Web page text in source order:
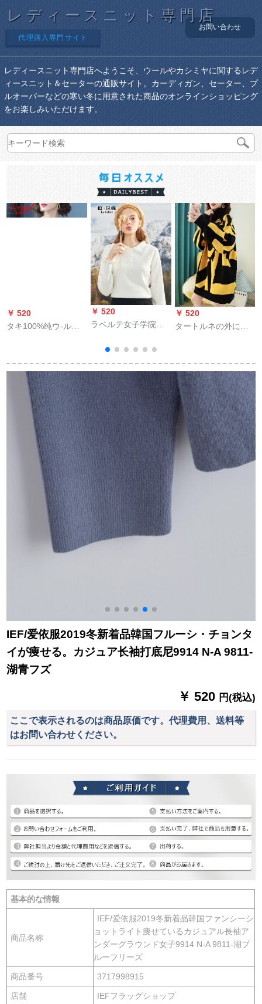
レディースニット専門店
代理購入専門サイト
お問い合わせ
レディースニット専門店へようこそ、ウールやカシミヤに関するレデ
ィースニット＆セーターの通販サイト。カーディガン、セーター、プ
ルオーバーなどの寒い冬に用意された商品のオンラインショッピング
をお楽しみいただけます。
￥ 520
タキ100%纯ウ-ルの
の外着セパレータ
2019秋冬新作韩国フ
ァンシー冲突色ニコ
ラウドネクトラック
￥ 520
ラベルテ女子学院
冬很仙的night怠惰风
本ホワイトM
￥ 520
タートルネの外には
す。
IEF/爱依服2019冬新着品韓国フルーシ・チョンタ
イが痩せる。カジュア长袖打底尼9914 N-A 9811-
湖青フズ
￥ 520 円(税込)
ここで表示されるのは商品原価です。代理費用、送料等
はお問い合わせください。
基本的な情報
商品名称
IEF/爱依服2019冬新着品韓国ファンシーシ
ョットライト痩せているカジュアル長袖ア
ンダーグラウンド女子9914 N-A 9811-湖ブ
ルーフリーズ
商品番号 3717998915
店舗 IEFフラッグショップ